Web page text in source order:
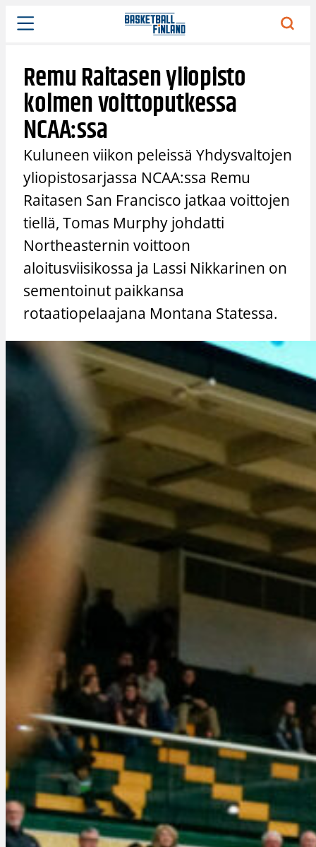
Siirry
sisältöön
Remu Raitasen yliopisto
kolmen voittoputkessa
NCAA:ssa
Kuluneen viikon peleissä Yhdysvaltojen
yliopistosarjassa NCAA:ssa Remu
Raitasen San Francisco jatkaa voittojen
tiellä, Tomas Murphy johdatti
Northeasternin voittoon
aloitusviisikossa ja Lassi Nikkarinen on
sementoinut paikkansa
rotaatiopelaajana Montana Statessa.